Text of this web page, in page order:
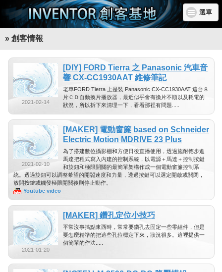
選單
» 創客情報
2021-02-14
[DIY] FORD Tierra 之 Panasonic 汽車音
響 CX-CC1930AAT 維修筆記
老車FORD Tierra 上是裝 Panasonic CX-CC1930AAT 這台８
片ＣＤ自動換片播放器，最近似乎會有換片不順以及耗電的
狀況，所以拆下來清理一下，看看那裡有問題.....
2021-02-10
[MAKER] 電動窗簾 based on Schneider
Electric Motion MDRIVE 23 Plus
為了搭建數位攝影棚和方便日後直播使用，透過施耐德步進
馬達把程式寫入內建的控制系統，以電源＋馬達＋控制按鍵
和旋鈕和極限開關的最簡單架構作成一個電動窗簾控制系
統。透過旋鈕可以調整希望的開閤速度和力量，透過按鍵可以選定開啟或關閉，
放開按鍵或觸發極限開關後則停止動作。
Youtube video
2021-01-20
[MAKER] 鑽孔定位小技巧
平常沒事搞點東西時，常常要鑽孔去固定一些零組件，但是
要怎麼精準的把這些孔位標定下來，狀況很多。這裡提供一
個簡單的作法.....